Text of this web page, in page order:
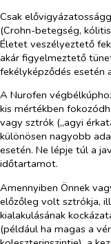
Csak
(Crohn-betegség,
Életet veszélyeztető
akár figyelmeztető
fekélyképződés esetén
A Nurofen
kis mértékben
vagy sztrók („agyi
különösen nagyobb
esetén. Ne lépje túl a
időtartamot.
Amennyiben Önnek
előzőleg volt sztrókja,
kialakulásának
(például ha magas a